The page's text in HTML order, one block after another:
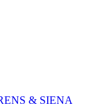
& SIENA